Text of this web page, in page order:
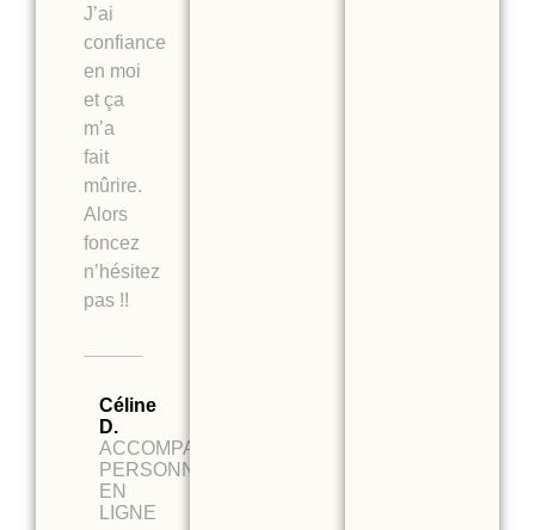
J’ai
confiance
en moi
et ça
m’a
fait
mûrire.
Alors
foncez
n’hésitez
pas !!
Céline
D.
ACCOMPAGNEMENT
PERSONNALISE
EN
LIGNE